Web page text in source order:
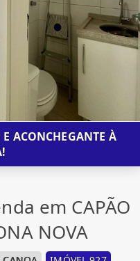
ACONCHEGANTE À
em CAPÃO
NOVA